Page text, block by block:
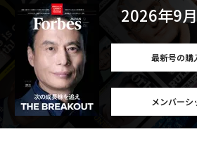
2026年9
最新号の購
メンバーシ